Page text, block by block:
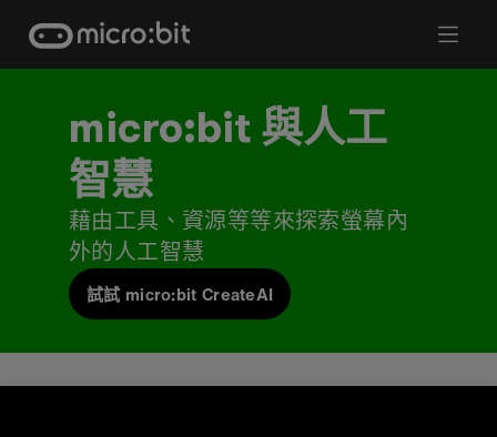
content
micro:bit 與人工
智慧
藉由工具、資源等等來探索螢幕內
外的人工智慧
試試 micro:bit CreateAI